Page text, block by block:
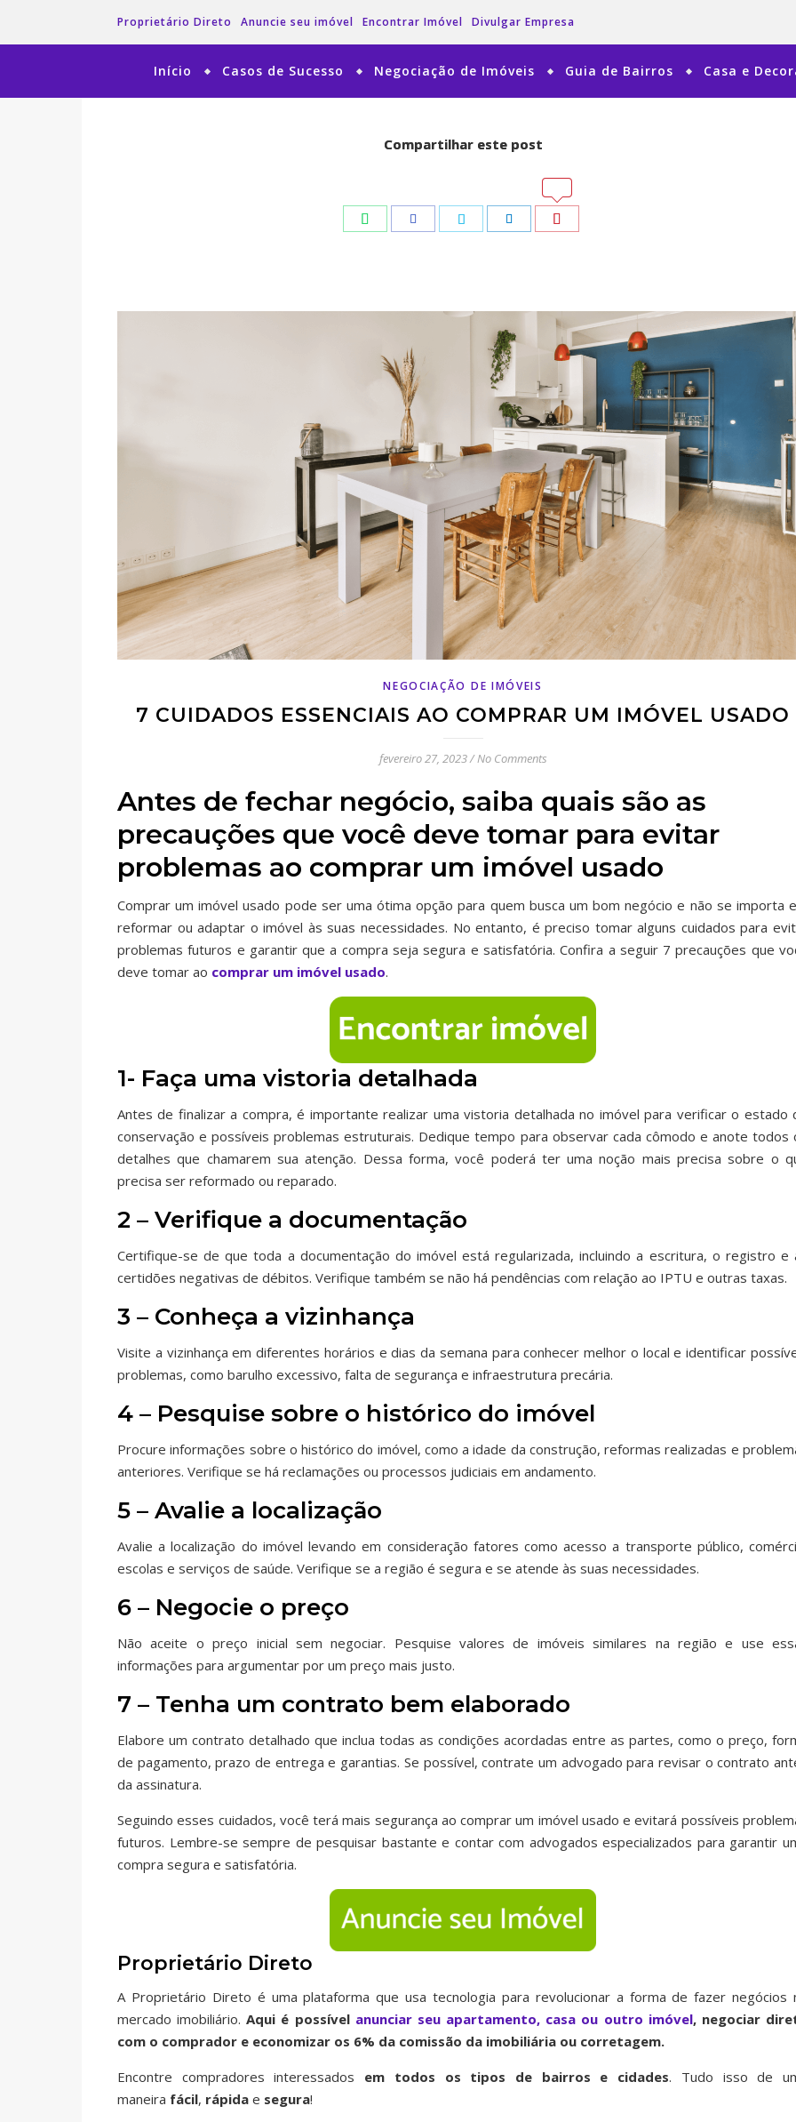
Proprietário Direto Anuncie seu imóvel Encontrar Imóvel Divulgar Empresa
Início Casos de Sucesso Negociação de Imóveis Guia de Bairros Casa e
NEGOCIAÇÃO DE IMÓVEIS
7 CUIDADOS ESSENCIAIS AO COMPRAR UM IMÓVEL USADO
fevereiro 27, 2023/ No Comments
Compartilhar este post
WhatsAppFacebook LinkedIn
Antes de fechar negócio, saiba quais são as
precauções que você deve tomar para evitar
problemas ao comprar um imóvel usado
Comprar um imóvel usado pode ser uma ótima opção para quem busca um bom negócio e não se importa
reformar ou adaptar o imóvel às suas necessidades. No entanto, é preciso tomar alguns cuidados para
problemas futuros e garantir que a compra seja segura e satisfatória. Confira a seguir 7 precauções que
deve tomar ao comprar um imóvel usado.
1- Faça uma vistoria detalhada
Antes de finalizar a compra, é importante realizar uma vistoria detalhada no imóvel para verificar o estado
conservação e possíveis problemas estruturais. Dedique tempo para observar cada cômodo e anote todos
detalhes que chamarem sua atenção. Dessa forma, você poderá ter uma noção mais precisa sobre o
precisa ser reformado ou reparado.
2 – Verifique a documentação
Certifique-se de que toda a documentação do imóvel está regularizada, incluindo a escritura, o registro e
certidões negativas de débitos. Verifique também se não há pendências com relação ao IPTU e outras taxas.
3 – Conheça a vizinhança
Visite a vizinhança em diferentes horários e dias da semana para conhecer melhor o local e identificar
problemas, como barulho excessivo, falta de segurança e infraestrutura precária.
4 – Pesquise sobre o histórico do imóvel
Procure informações sobre o histórico do imóvel, como a idade da construção, reformas realizadas e
anteriores. Verifique se há reclamações ou processos judiciais em andamento.
5 – Avalie a localização
Avalie a localização do imóvel levando em consideração fatores como acesso a transporte público,
escolas e serviços de saúde. Verifique se a região é segura e se atende às suas necessidades.
6 – Negocie o preço
Não aceite o preço inicial sem negociar. Pesquise valores de imóveis similares na região e use
informações para argumentar por um preço mais justo.
7 – Tenha um contrato bem elaborado
Elabore um contrato detalhado que inclua todas as condições acordadas entre as partes, como o preço,
de pagamento, prazo de entrega e garantias. Se possível, contrate um advogado para revisar o contrato
da assinatura.
Seguindo esses cuidados, você terá mais segurança ao comprar um imóvel usado e evitará possíveis
futuros. Lembre-se sempre de pesquisar bastante e contar com advogados especializados para garantir
compra segura e satisfatória.
Proprietário Direto
A Proprietário Direto é uma plataforma que usa tecnologia para revolucionar a forma de fazer negócios
mercado imobiliário.Aqui é possível anunciar seu apartamento, casa ou outro imóvel, negociar
com o comprador e economizar os 6% da comissão da imobiliária ou corretagem.
Encontre compradores interessados em todos os tipos de bairros e cidades. Tudo isso de
maneira fácil, rápida e segura!
Compartilhar este post
WhatsAppFacebook LinkedIn